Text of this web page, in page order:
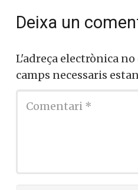
Deixa un
L'adreça electrònica no
camps necessaris